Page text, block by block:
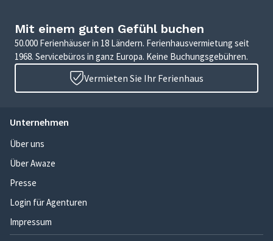
Mit einem guten Gefühl buchen
50.000 Ferienhäuser in 18 Ländern. Ferienhausvermietung seit
1968. Servicebüros in ganz Europa. Keine Buchungsgebühren.
Vermieten Sie Ihr Ferienhaus
Unternehmen
Über uns
Über Awaze
Presse
Login für Agenturen
Impressum